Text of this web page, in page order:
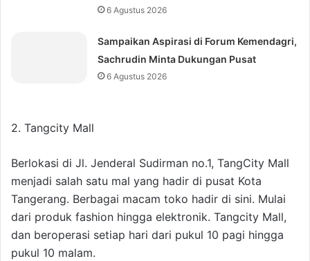
6 Agustus 2026
Sampaikan Aspirasi di Forum Kemendagri,
Sachrudin Minta Dukungan Pusat
6 Agustus 2026
2. Tangcity Mall
Berlokasi di Jl. Jenderal Sudirman no.1, TangCity Mall
menjadi salah satu mal yang hadir di pusat Kota
Tangerang. Berbagai macam toko hadir di sini. Mulai
dari produk fashion hingga elektronik. Tangcity Mall,
dan beroperasi setiap hari dari pukul 10 pagi hingga
pukul 10 malam.